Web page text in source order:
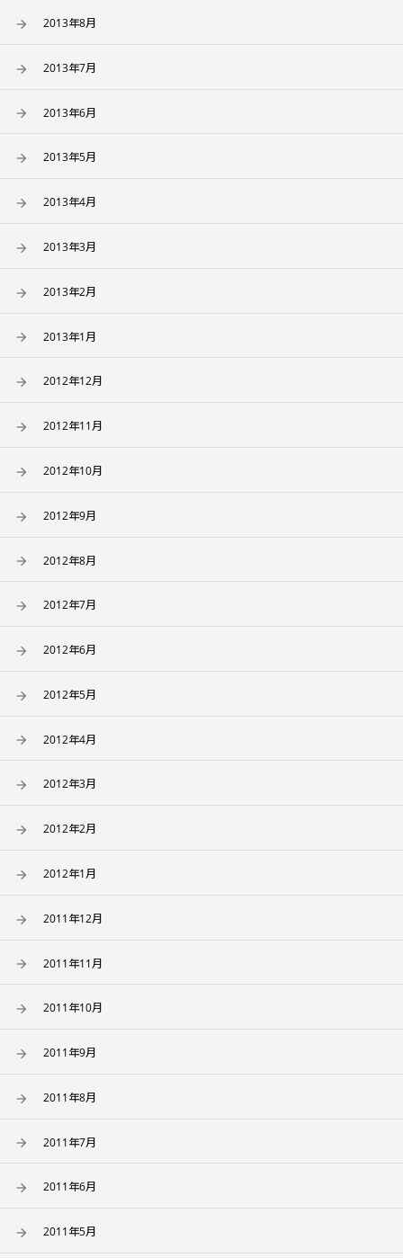
2013年8月
2013年7月
2013年6月
2013年5月
2013年4月
2013年3月
2013年2月
2013年1月
2012年12月
2012年11月
2012年10月
2012年9月
2012年8月
2012年7月
2012年6月
2012年5月
2012年4月
2012年3月
2012年2月
2012年1月
2011年12月
2011年11月
2011年10月
2011年9月
2011年8月
2011年7月
2011年6月
2011年5月